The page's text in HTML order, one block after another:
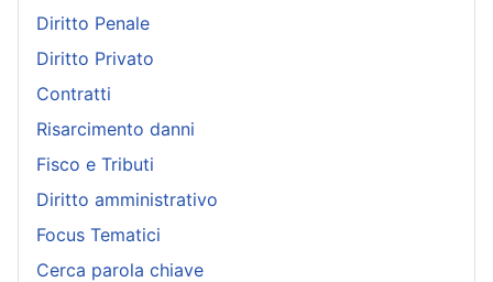
Diritto Penale
Diritto Privato
Contratti
Risarcimento danni
Fisco e Tributi
Diritto amministrativo
Focus Tematici
Cerca parola chiave